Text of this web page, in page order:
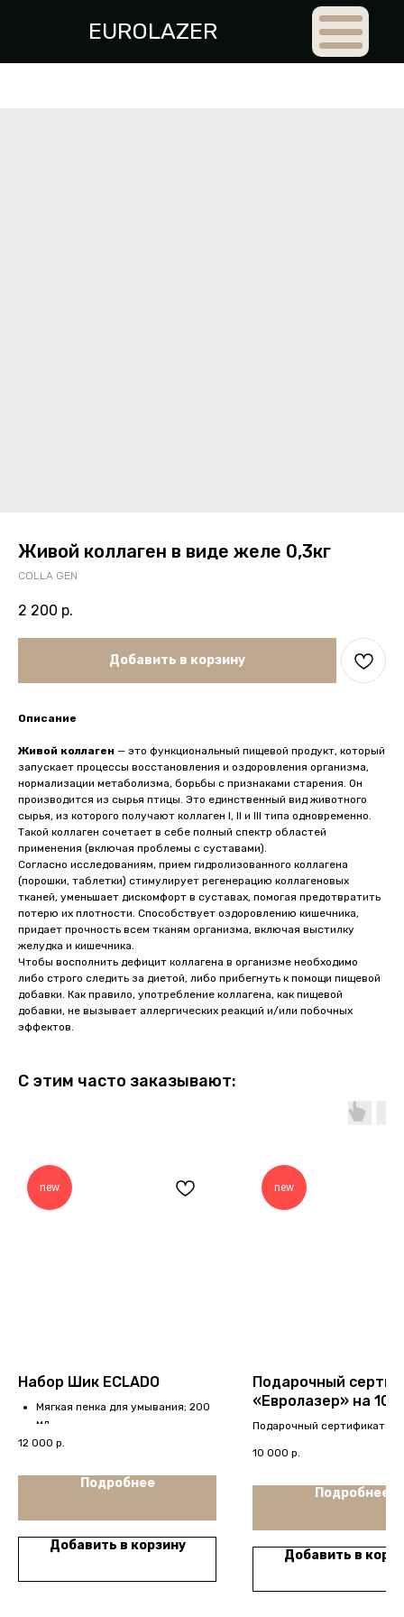
EUROLAZER
Живой коллаген в виде желе 0,3кг
COLLA GEN
2 200 р.
Добавить в корзину
Описание
Живой коллаген — это функциональный пищевой продукт, который
запускает процессы восстановления и оздоровления организма,
нормализации метаболизма, борьбы с признаками старения. Он
производится из сырья птицы. Это единственный вид животного
сырья, из которого получают коллаген I, II и III типа одновременно.
Такой коллаген сочетает в себе полный спектр областей
применения (включая проблемы с суставами).
Согласно исследованиям, прием гидролизованного коллагена
(порошки, таблетки) стимулирует регенерацию коллагеновых
тканей, уменьшает дискомфорт в суставах, помогая предотвратить
потерю их плотности. Способствует оздоровлению кишечника,
придает прочность всем тканям организма, включая выстилку
желудка и кишечника.
Чтобы восполнить дефицит коллагена в организме необходимо
либо строго следить за диетой, либо прибегнуть к помощи пищевой
добавки. Как правило, употребление коллагена, как пищевой
добавки, не вызывает аллергических реакций и/или побочных
эффектов.
С этим часто заказывают:
new
Набор Шик ECLADO
Мягкая пенка для умывания; 200
мл
Восстанавливающий крем с
12 000 р.
Подробнее
Добавить в корзину
new
Подарочный
«Евролазер» на
Подарочный сертификат
сроку действия
10 000 р.
Подробнее
Добавить в